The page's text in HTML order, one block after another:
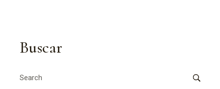
Buscar
for: